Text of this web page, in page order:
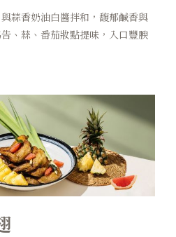
蒜香奶油白醬拌和，馥郁鹹香與
、蒜、番茄妝點提味，入口豐腴